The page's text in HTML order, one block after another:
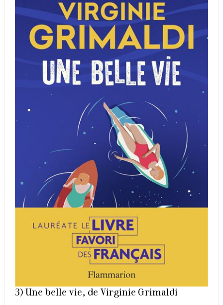
3) Une belle vie, de Virginie Grimaldi